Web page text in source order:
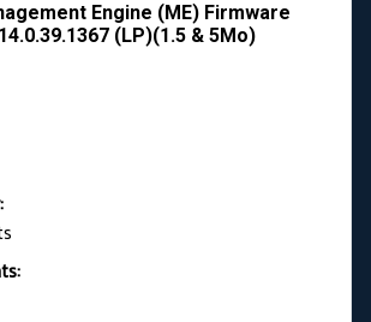
Engine (ME) Firmware
(LP)(1.5 & 5Mo)